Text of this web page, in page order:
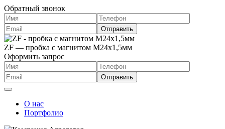
Обратный звонок
ZF — пробка с магнитом M24x1,5мм
Оформить запрос
О нас
Портфолио